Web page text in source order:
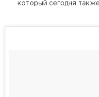
который сегодня